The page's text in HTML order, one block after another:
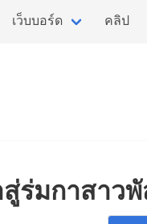
เว็บบอร์ด คลิป
ร่มกาสาว